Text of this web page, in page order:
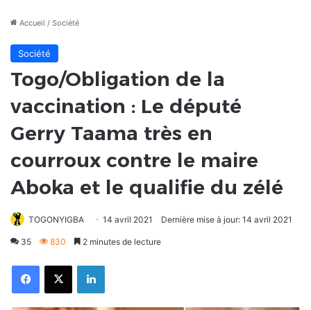
Accueil / Société
Société
Togo/Obligation de la
vaccination : Le député
Gerry Taama très en
courroux contre le maire
Aboka et le qualifie du zélé
TOGONYIGBA 14 avril 2021 Dernière mise à jour: 14 avril 2021
35 830 2 minutes de lecture
FacebookX Linkedin